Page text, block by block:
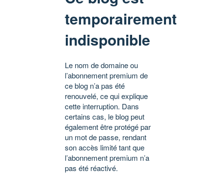
temporairement
indisponible
Le nom de domaine ou
l’abonnement premium de
ce blog n’a pas été
renouvelé, ce qui explique
cette interruption. Dans
certains cas, le blog peut
également être protégé par
un mot de passe, rendant
son accès limité tant que
l’abonnement premium n’a
pas été réactivé.